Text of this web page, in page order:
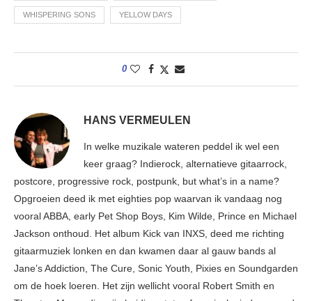
WHISPERING SONS YELLOW DAYS
0
HANS VERMEULEN
In welke muzikale wateren peddel ik wel een
keer graag? Indierock, alternatieve gitaarrock,
postcore, progressive rock, postpunk, but what’s in a name?
Opgroeien deed ik met eighties pop waarvan ik vandaag nog
vooral ABBA, early Pet Shop Boys, Kim Wilde, Prince en Michael
Jackson onthoud. Het album Kick van INXS, deed me richting
gitaarmuziek lonken en dan kwamen daar al gauw bands al
Jane’s Addiction, The Cure, Sonic Youth, Pixies en Soundgarden
om de hoek loeren. Het zijn wellicht vooral Robert Smith en